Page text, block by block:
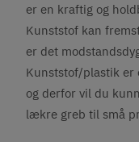
er en kraftig og
Kunststof kan
er det
Kunststof/plastik er
og derfor vil du
lækre greb til små